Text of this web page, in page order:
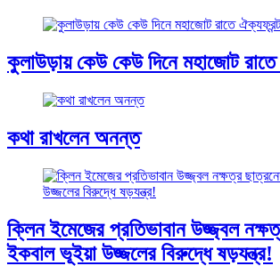
কুলাউড়ায় কেউ কেউ দিনে মহাজোট
কথা রাখলেন অনন্ত
ক্লিন ইমেজের প্রতিভাবান উজ্জ্বল
ইকবাল ভূইয়া উজ্জলের বিরুদ্ধে ষড়যন্ত্র!